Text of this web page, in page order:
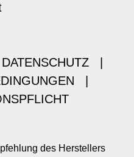
DATENSCHUTZ
des Herstellers